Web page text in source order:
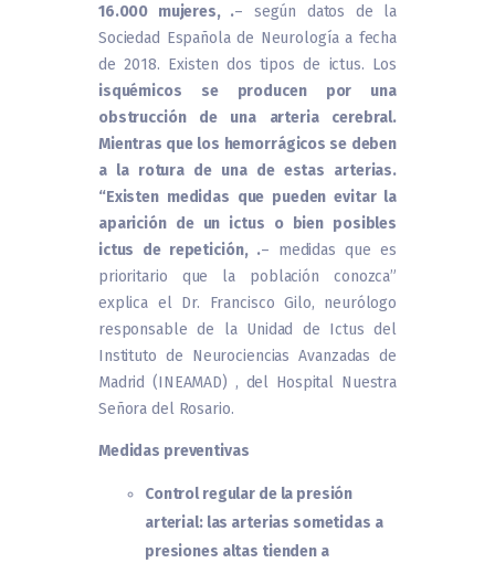
16.000 mujeres, .– según datos de la
Sociedad Española de Neurología a fecha
de 2018. Existen dos tipos de ictus. Los
isquémicos se producen por una
obstrucción de una arteria cerebral.
Mientras que los hemorrágicos se deben
a la rotura de una de estas arterias.
“Existen medidas que pueden evitar la
aparición de un ictus o bien posibles
ictus de repetición, .– medidas que es
prioritario que la población conozca”
explica el Dr. Francisco Gilo, neurólogo
responsable de la Unidad de Ictus del
Instituto de Neurociencias Avanzadas de
Madrid (INEAMAD) , del Hospital Nuestra
Señora del Rosario.
Medidas preventivas
Control regular de la presión
arterial: las arterias sometidas a
presiones altas tienden a